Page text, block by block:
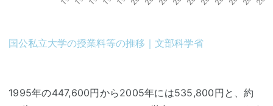
国公私立大学の授業料等の推移｜文部科学省
1995年の447,600円から2005年には535,800円と、約